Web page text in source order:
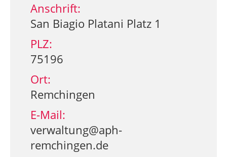
Anschrift:
San Biagio Platani Platz 1
PLZ:
75196
Ort:
Remchingen
E-Mail:
verwaltung@aph-
remchingen.de